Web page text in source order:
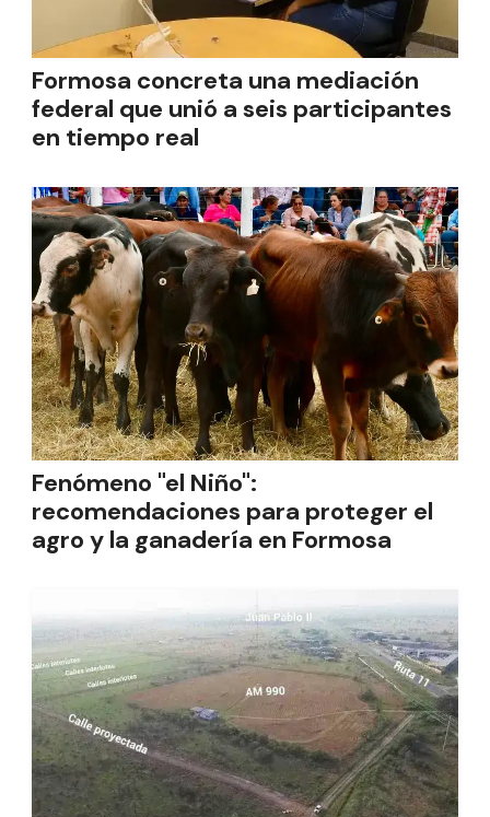
Formosa concreta una mediación
federal que unió a seis participantes
en tiempo real
Fenómeno "el Niño":
recomendaciones para proteger el
agro y la ganadería en Formosa